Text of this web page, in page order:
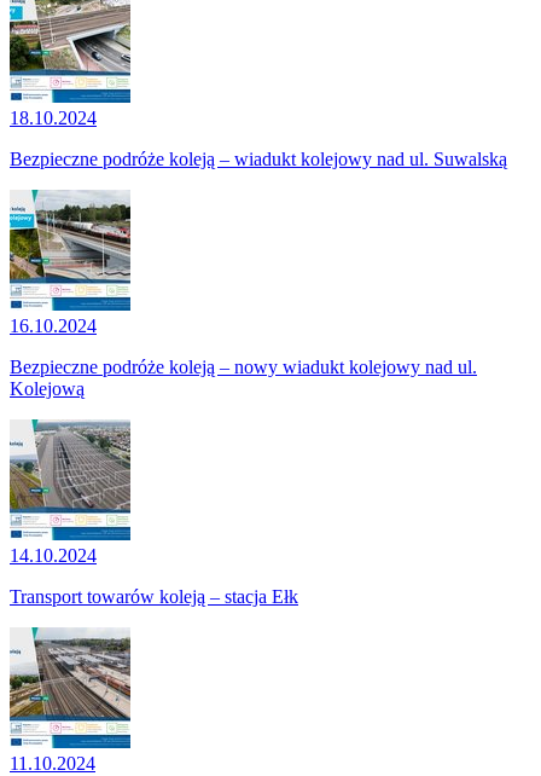
18.10.2024
Bezpieczne podróże koleją – wiadukt kolejowy nad ul. Suwalską
16.10.2024
Bezpieczne podróże koleją – nowy wiadukt kolejowy nad ul.
Kolejową
14.10.2024
Transport towarów koleją – stacja Ełk
11.10.2024